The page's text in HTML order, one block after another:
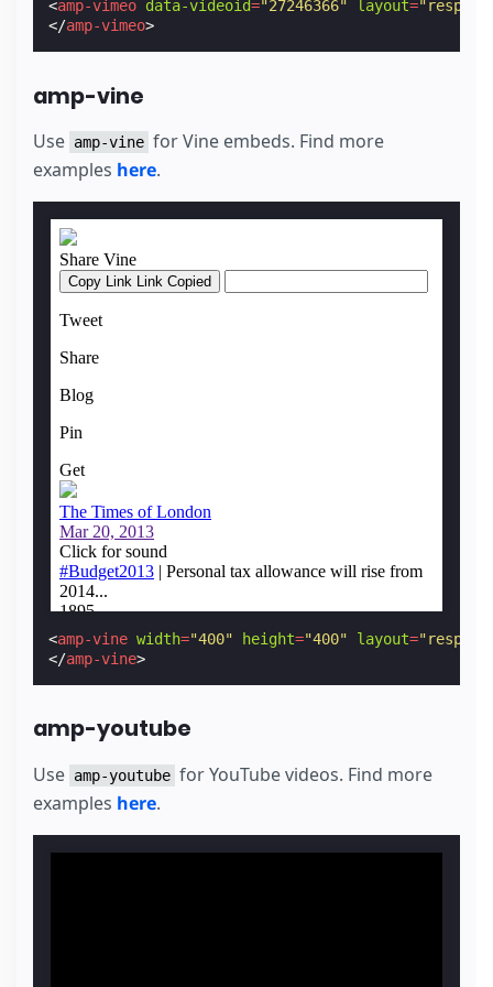
<amp-vimeo data-videoid="27246366" layout=
</amp-vimeo>
amp-vine
Use amp-vine for Vine embeds. Find more
examples here.
<amp-vine width="400" height="400" layout=
</amp-vine>
amp-youtube
Use amp-youtube for YouTube videos. Find more
examples here.